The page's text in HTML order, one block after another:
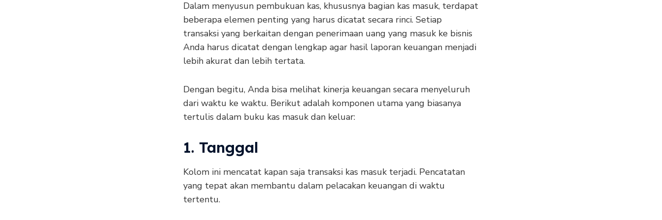
Dalam menyusun pembukuan kas, khususnya bagian kas masuk, terdapat
beberapa elemen penting yang harus dicatat secara rinci. Setiap
transaksi yang berkaitan dengan penerimaan uang yang masuk ke bisnis
Anda harus dicatat dengan lengkap agar hasil laporan keuangan menjadi
lebih akurat dan lebih tertata.
Dengan begitu, Anda bisa melihat kinerja keuangan secara menyeluruh
dari waktu ke waktu. Berikut adalah komponen utama yang biasanya
tertulis dalam buku kas masuk dan keluar:
1. Tanggal
Kolom ini mencatat kapan saja transaksi kas masuk terjadi. Pencatatan
yang tepat akan membantu dalam pelacakan keuangan di waktu
tertentu.